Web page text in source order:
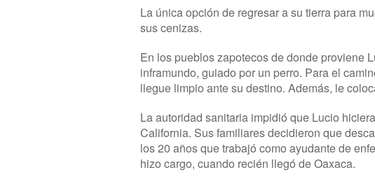
La única opción de regresar a su tierra para
sus cenizas.
En los pueblos zapotecos de donde proviene
inframundo, guiado por un perro. Para el
llegue limpio ante su destino. Además, le
La autoridad sanitaria impidió que Lucio
California. Sus familiares decidieron que
los 20 años que trabajó como ayudante de
hizo cargo, cuando recién llegó de Oaxaca.